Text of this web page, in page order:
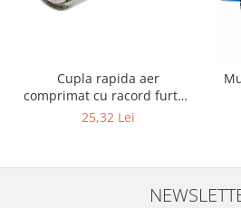
Cupla rapida aer
comprimat cu racord furtun
8 mm (5/16") | SUA / Franta
25,32 Lei